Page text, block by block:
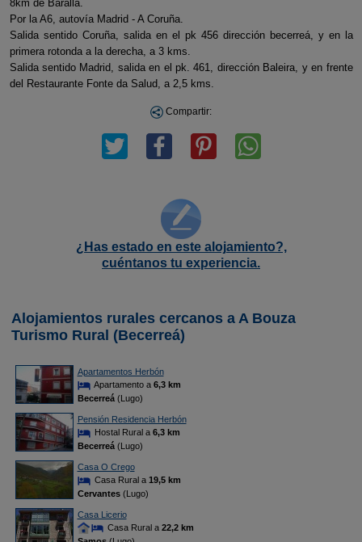
8km de Baralla.
Por la A6, autovía Madrid - A Coruña.
Salida sentido Coruña, salida en el pk 456 dirección becerreá, y en la
primera rotonda a la derecha, a 3 kms.
Salida sentido Madrid, salida en el pk. 461, dirección Baleira, y en frente
del Restaurante Fonte da Salud, a 2,5 kms.
Compartir:
¿Has estado en este alojamiento?,
cuéntanos tu experiencia.
Alojamientos rurales cercanos a A Bouza
Turismo Rural (Becerreá)
Apartamentos Herbón
Apartamento a 6,3 km
Becerreá(Lugo)
Pensión Residencia Herbón
Hostal Rural a 6,3 km
Becerreá(Lugo)
Casa O Crego
Casa Rural a 19,5 km
Cervantes(Lugo)
Casa Licerio
Casa Rural a 22,2 km